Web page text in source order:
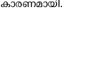
കാരണമായി.